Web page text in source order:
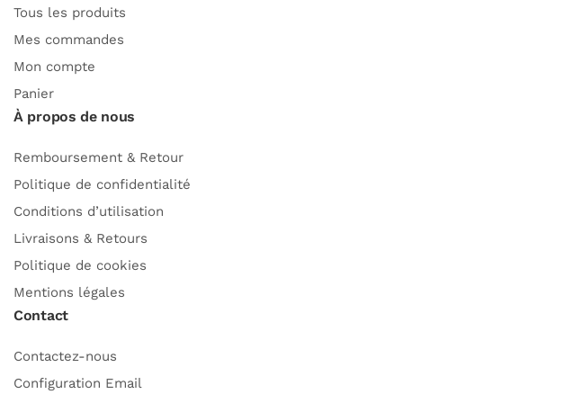
Tous les produits
Mes commandes
Mon compte
Panier
À propos de nous
Remboursement & Retour
Politique de confidentialité
Conditions d’utilisation
Livraisons & Retours
Politique de cookies
Mentions légales
Contact
Contactez-nous
Configuration Email